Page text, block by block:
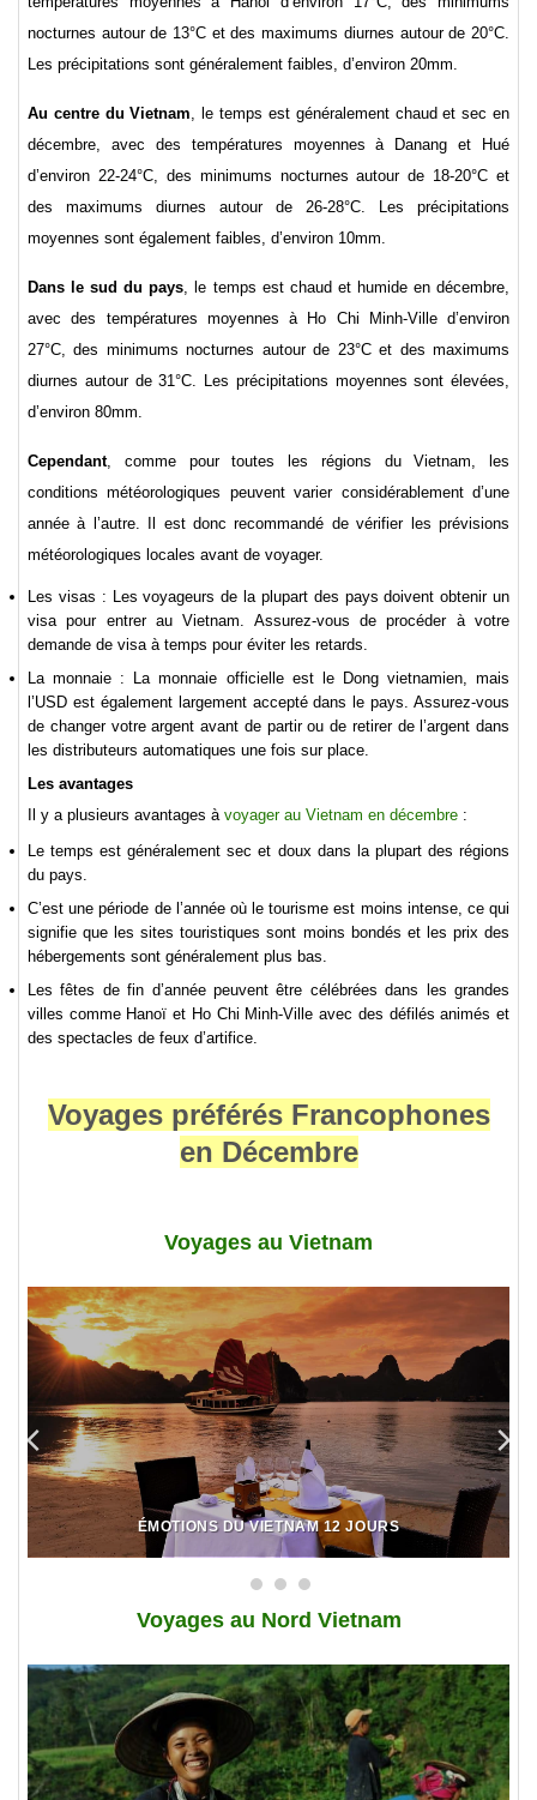
nocturnes autour de 13°C et des maximums diurnes autour de 20°C.
Les précipitations sont généralement faibles, d’environ 20mm.
Au centre du Vietnam, le temps est généralement chaud et sec en
décembre, avec des températures moyennes à Danang et Hué
d’environ 22-24°C, des minimums nocturnes autour de 18-20°C et
des maximums diurnes autour de 26-28°C. Les précipitations
moyennes sont également faibles, d’environ 10mm.
Dans le sud du pays, le temps est chaud et humide en décembre,
avec des températures moyennes à Ho Chi Minh-Ville d’environ
27°C, des minimums nocturnes autour de 23°C et des maximums
diurnes autour de 31°C. Les précipitations moyennes sont élevées,
d’environ 80mm.
Cependant, comme pour toutes les régions du Vietnam, les
conditions météorologiques peuvent varier considérablement d’une
année à l’autre. Il est donc recommandé de vérifier les prévisions
météorologiques locales avant de voyager.
Les visas : Les voyageurs de la plupart des pays doivent obtenir un
visa pour entrer au Vietnam. Assurez-vous de procéder à votre
demande de visa à temps pour éviter les retards.
La monnaie : La monnaie officielle est le Dong vietnamien, mais
l’USD est également largement accepté dans le pays. Assurez-vous
de changer votre argent avant de partir ou de retirer de l’argent dans
les distributeurs automatiques une fois sur place.
Les avantages
Il y a plusieurs avantages à voyager au Vietnam en décembre :
Le temps est généralement sec et doux dans la plupart des régions
du pays.
C’est une période de l’année où le tourisme est moins intense, ce qui
signifie que les sites touristiques sont moins bondés et les prix des
hébergements sont généralement plus bas.
Les fêtes de fin d’année peuvent être célébrées dans les grandes
villes comme Hanoï et Ho Chi Minh-Ville avec des défilés animés et
des spectacles de feux d’artifice.
Voyages préférés Francophones
en Décembre
Voyages au Vietnam
ÉMOTIONS DU VIETNAM 12 JOURS
Voyages au Nord Vietnam